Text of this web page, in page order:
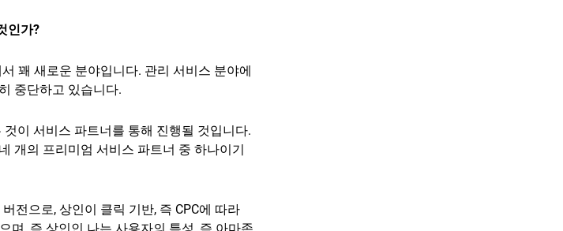
인가?
꽤 새로운 분야입니다. 관리 서비스 분야에
중단하고 있습니다.
이 서비스 파트너를 통해 진행될 것입니다.
개의 프리미엄 서비스 파트너 중 하나이기
전으로, 상인이 클릭 기반, 즉 CPC에 따라